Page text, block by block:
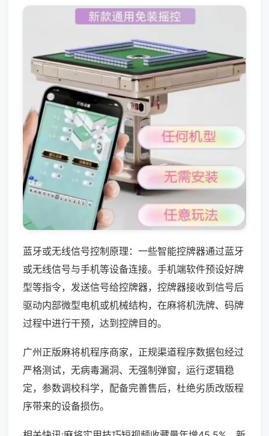
蓝牙或无线信号控制原理：一些智能控牌器通过蓝牙
或无线信号与手机等设备连接。手机端软件预设好牌
型等指令，发送信号给控牌器，控牌器接收到信号后
驱动内部微型电机或机械结构，在麻将机洗牌、码牌
过程中进行干预，达到控牌目的。
广州正版麻将机程序商家，正规渠道程序数据包经过
严格测试，无病毒漏洞、无强制弹窗，运行逻辑稳
定，参数调校科学，配备完善售后，杜绝劣质改版程
序带来的设备损伤。